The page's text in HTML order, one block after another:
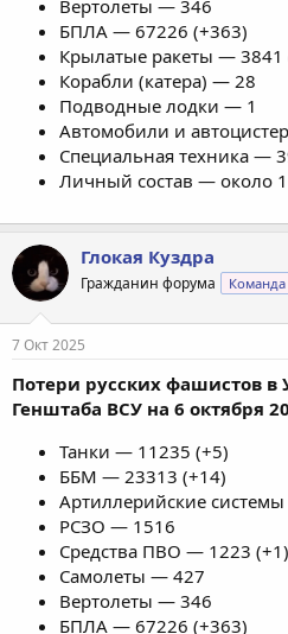
Вертолеты — 346
БПЛА — 67226 (+363)
Крылатые ракеты — 3841
Корабли (катера) — 28
Подводные лодки — 1
Автомобили и
Специальная техника —
Личный состав — около
Глокая Куздра
Гражданин форума
7 Окт 2025
Потери русских фашистов в
Генштаба ВСУ на 6 октября
Танки — 11235 (+5)
ББМ — 23313 (+14)
Артиллерийские
РСЗО — 1516
Средства ПВО — 1223 (+1)
Самолеты — 427
Вертолеты — 346
БПЛА — 67226 (+363)